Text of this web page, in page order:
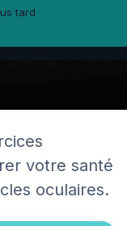
votre santé
oculaires.
tard